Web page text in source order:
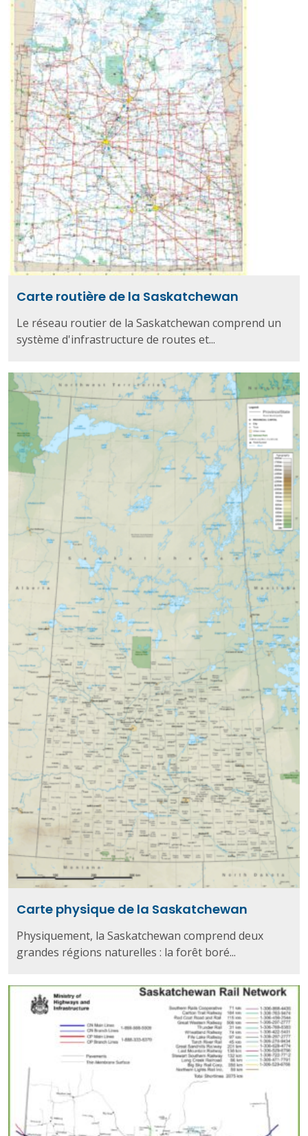
Carte routière de la Saskatchewan
Le réseau routier de la Saskatchewan comprend un
système d'infrastructure de routes et...
Carte physique de la Saskatchewan
Physiquement, la Saskatchewan comprend deux
grandes régions naturelles : la forêt boré...